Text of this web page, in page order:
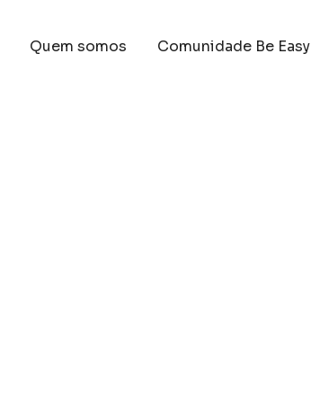
Quem somos Comunidade Be Easy